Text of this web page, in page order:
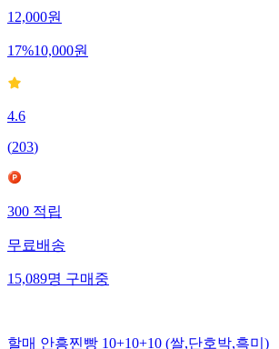
12,000원
17%10,000원
4.6
(203)
300적립
무료배송
15,089명구매중
할매 안흥찐빵 10+10+10 (쌀,단호박,흑미)